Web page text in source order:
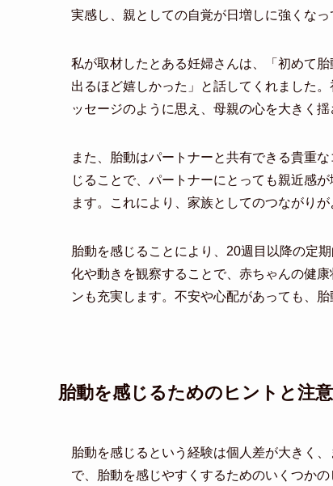
実感し、親としての自覚が日増しに強くなっ
私が取材したとある妊婦さんは、「初めて
出るほど嬉しかった」と話してくれました
ッセージのように思え、母親の心を大きく揺
また、胎動はパートナーと共有できる貴重
じることで、パートナーにとっても親近感
ます。これにより、家族としてのつながりが
胎動を感じることにより、20週目以降の定
化や動きを観察することで、赤ちゃんの健
ンも充実します。不安や心配があっても、
胎動を感じるためのヒントと注
胎動を感じるという経験は個人差が大きく
で、胎動を感じやすくするためのいくつかの